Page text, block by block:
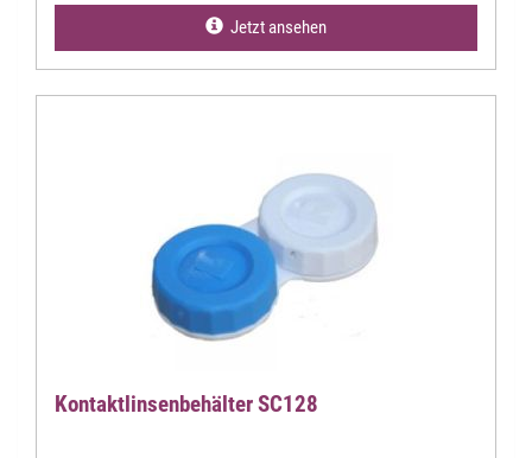
Jetzt ansehen
Kontaktlinsenbehälter SC128